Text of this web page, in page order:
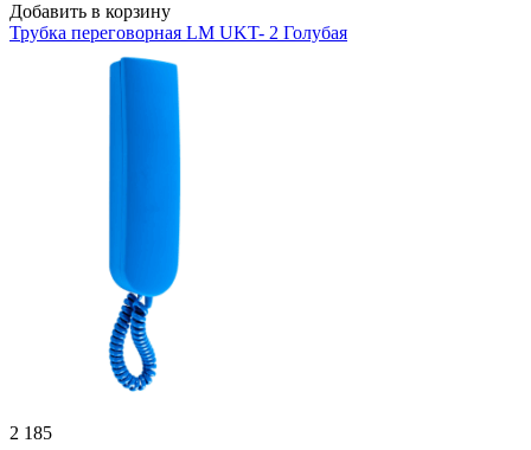
Добавить в корзину
Трубка переговорная LM UKT- 2 Голубая
2 185